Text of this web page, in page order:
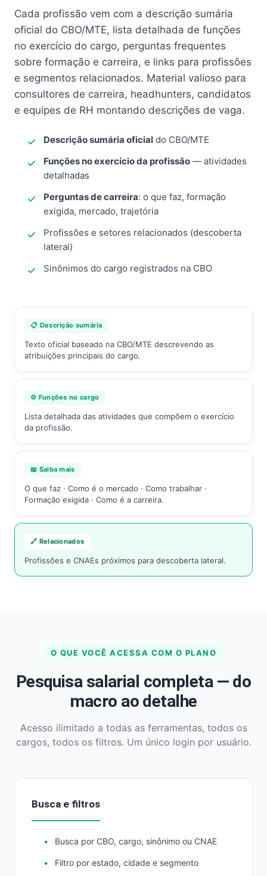
Cada profissão vem com a descrição sumária
oficial do CBO/MTE, lista detalhada de funções
no exercício do cargo, perguntas frequentes
sobre formação e carreira, e links para profissões
e segmentos relacionados. Material valioso para
consultores de carreira, headhunters, candidatos
e equipes de RH montando descrições de vaga.
Descrição sumária oficial do CBO/MTE
Funções no exercício da profissão — atividades
detalhadas
Perguntas de carreira: o que faz, formação
exigida, mercado, trajetória
Profissões e setores relacionados (descoberta
lateral)
Sinônimos do cargo registrados na CBO
📋 Descrição sumária
Texto oficial baseado na CBO/MTE descrevendo as
atribuições principais do cargo.
⚙️ Funções no cargo
Lista detalhada das atividades que compõem o exercício
da profissão.
📖 Saiba mais
O que faz · Como é o mercado · Como trabalhar ·
Formação exigida · Como é a carreira.
🔗 Relacionados
Profissões e CNAEs próximos para descoberta lateral.
O QUE VOCÊ ACESSA COM O PLANO
Pesquisa salarial completa — do
macro ao detalhe
Acesso ilimitado a todas as ferramentas, todos os
cargos, todos os filtros. Um único login por usuário.
Busca e filtros
Busca por CBO, cargo, sinônimo ou CNAE
Filtro por estado, cidade e segmento